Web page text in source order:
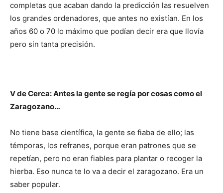
completas que acaban dando la predicción las resuelven
los grandes ordenadores, que antes no existían. En los
años 60 o 70 lo máximo que podían decir era que llovía
pero sin tanta precisión.
V de Cerca: Antes la gente se regía por cosas como el
Zaragozano…
No tiene base científica, la gente se fiaba de ello; las
témporas, los refranes, porque eran patrones que se
repetían, pero no eran fiables para plantar o recoger la
hierba. Eso nunca te lo va a decir el zaragozano. Era un
saber popular.